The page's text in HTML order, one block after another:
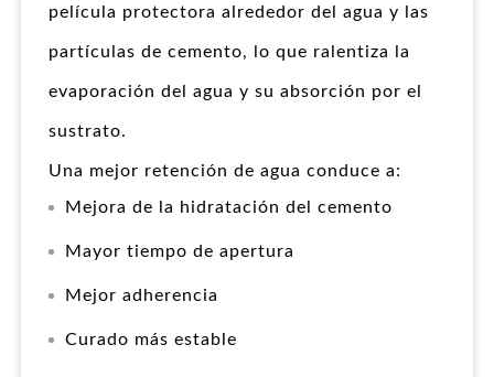
película protectora alrededor del agua y las
partículas de cemento, lo que ralentiza la
evaporación del agua y su absorción por el
sustrato.
Una mejor retención de agua conduce a:
Mejora de la hidratación del cemento
Mayor tiempo de apertura
Mejor adherencia
Curado más estable